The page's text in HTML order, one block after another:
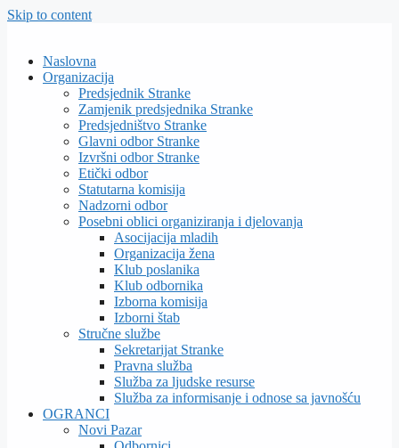
Skip to content
Naslovna
Organizacija
Predsjednik Stranke
Zamjenik predsjednika Stranke
Predsjedništvo Stranke
Glavni odbor Stranke
Izvršni odbor Stranke
Etički odbor
Statutarna komisija
Nadzorni odbor
Posebni oblici organiziranja i djelovanja
Asocijacija mladih
Organizacija žena
Klub poslanika
Klub odbornika
Izborna komisija
Izborni štab
Stručne službe
Sekretarijat Stranke
Pravna služba
Služba za ljudske resurse
Služba za informisanje i odnose sa javnošću
OGRANCI
Novi Pazar